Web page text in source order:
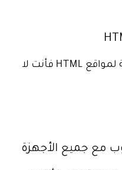
عندما تبحث عن أفضل استضافة لمواقع HTML فأنت لا
مع جميع الأجهزة